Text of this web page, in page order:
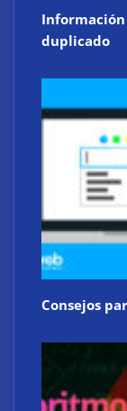
duplicado
Consejos